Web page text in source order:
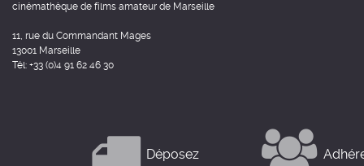
cinémathèque de films amateur de Marseille
11, rue du Commandant Mages
13001 Marseille
Tél: +33 (0)4 91 62 46 30
Déposez